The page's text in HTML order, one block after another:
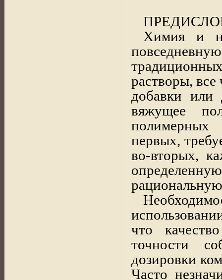
Химия и
растворы,
добавки или
вяжущее
полимерных
первых,
во-вторых,
что качество
точности
дозировки
Часто